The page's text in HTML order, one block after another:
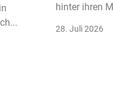
hinter ihren
28. Juli 2026